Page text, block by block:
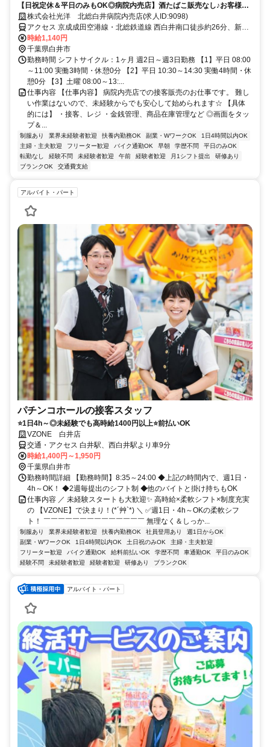
【日祝定休＆平日のみもOK◎病院内売店】酒たばこ販売なし♪お客様少
なめの穏やかな店舗です☆
株式会社光洋 北総白井病院内売店(求人ID:9098)
アクセス 京成成田空港線・北総鉄道線 西白井南口徒歩約26分、新京
成電鉄 鎌ヶ谷大仏北口徒歩約31分、京成成田空港線・北総鉄道線 白
井南口徒歩約34分
時給1,140円
千葉県白井市
勤務時間 シフトサイクル：1ヶ月 週2日～週3日勤務 【1】平日 08:00
～11:00 実働3時間・休憩0分 【2】平日 10:30～14:30 実働4時間・休
憩0分 【3】土曜 08:00～13:...
仕事内容 【仕事内容】 病院内売店での接客販売のお仕事です。 難し
い作業はないので、未経験からでも安心して始められます☆ 【具体
的には】 ・接客、レジ ・金銭管理、商品在庫管理など ◎画面をタッ
プ＆...
制服あり 業界未経験者歓迎 扶養内勤務OK 副業・WワークOK
1日4時間以内OK
主婦・主夫歓迎
フリーター歓迎 バイク通勤OK 早朝 学歴不問
平日のみOK
転勤なし
経験不問 未経験者歓迎 午前 経験者歓迎 月1シフト提出
研修あり
ブランクOK
交通費支給
アルバイト・パート
パチンコホールの接客スタッフ
⭐1日4h～◎未経験でも高時給1400円以上⭐前払いOK
VZONE 白井店
交通・アクセス 白井駅、西白井駅より車9分
時給1,400円～1,950円
千葉県白井市
勤務時間詳細 【勤務時間】8:35～24:00 ◆上記の時間内で、週1日・
4h～OK！ ◆2週毎提出のシフト制 ◆他のバイトと掛け持ちもOK
仕事内容 ／ 未経験スタートも大歓迎✨ 高時給×柔軟シフト×制度充実
の 【VZONE】で決まり！(*´艸`*) ＼ ✅週1日・4h～OKの柔軟シフ
ト！ ￣￣￣￣￣￣￣￣￣￣￣￣￣￣ 無理なく＆しっか...
制服あり 業界未経験者歓迎 扶養内勤務OK 社員登用あり
週1日からOK
副業・WワークOK
1日4時間以内OK 土日祝のみOK
主婦・主夫歓迎
フリーター歓迎
バイク通勤OK 給料前払いOK 学歴不問 車通勤OK
平日のみOK
経験不問
未経験者歓迎 経験者歓迎 研修あり ブランクOK
アルバイト・パート